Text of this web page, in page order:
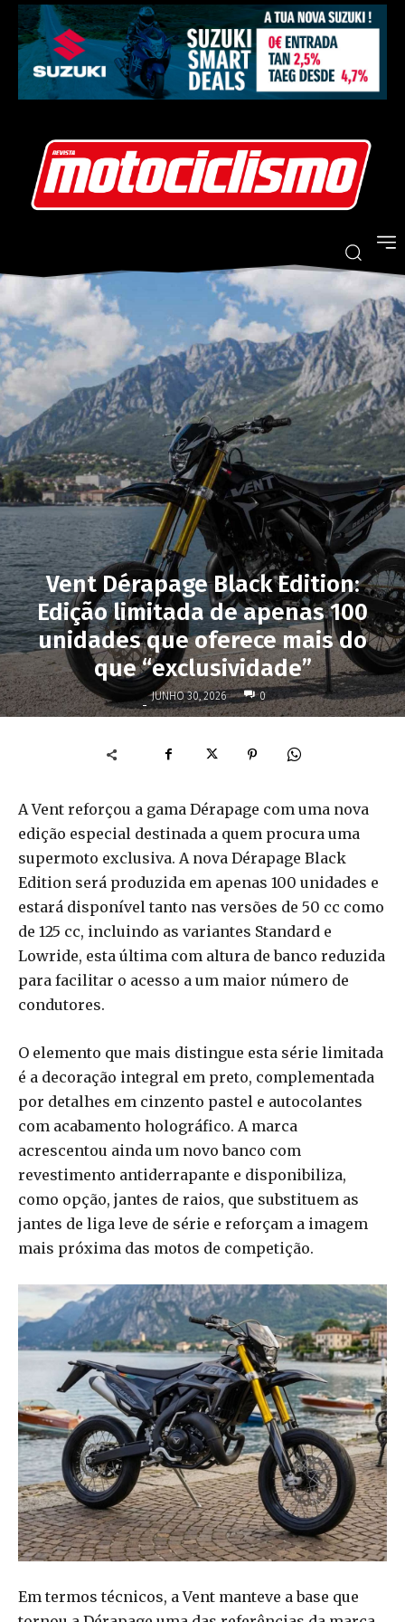
Vent Dérapage Black Edition:
Edição limitada de apenas 100
unidades que oferece mais do
que “exclusividade”
- JUNHO 30, 2026 0
A Vent reforçou a gama Dérapage com uma nova
edição especial destinada a quem procura uma
supermoto exclusiva. A nova Dérapage Black
Edition será produzida em apenas 100 unidades e
estará disponível tanto nas versões de 50 cc como
de 125 cc, incluindo as variantes Standard e
Lowride, esta última com altura de banco reduzida
para facilitar o acesso a um maior número de
condutores.
O elemento que mais distingue esta série limitada
é a decoração integral em preto, complementada
por detalhes em cinzento pastel e autocolantes
com acabamento holográfico. A marca
acrescentou ainda um novo banco com
revestimento antiderrapante e disponibiliza,
como opção, jantes de raios, que substituem as
jantes de liga leve de série e reforçam a imagem
mais próxima das motos de competição.
Em termos técnicos, a Vent manteve a base que